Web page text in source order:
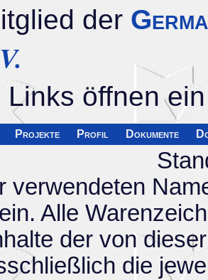
der
Links öffnen
Projekte Profil Dokumente
verwendeten
Alle
der von
die